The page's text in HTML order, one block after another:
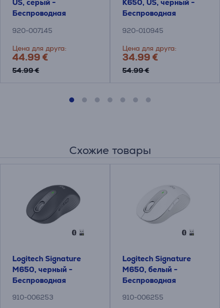
US, серый -
Беспроводная
тачпадом
920-007145
Цена для друга:
44.99 €
54.99 €
K650, US, черный -
Беспроводная
920-010945
Цена для друга:
34.99 €
54.99 €
Схожие товары
Logitech Signature
M650, черный -
Беспроводная
910-006253
Logitech Signature
M650, белый -
Беспроводная
910-006255